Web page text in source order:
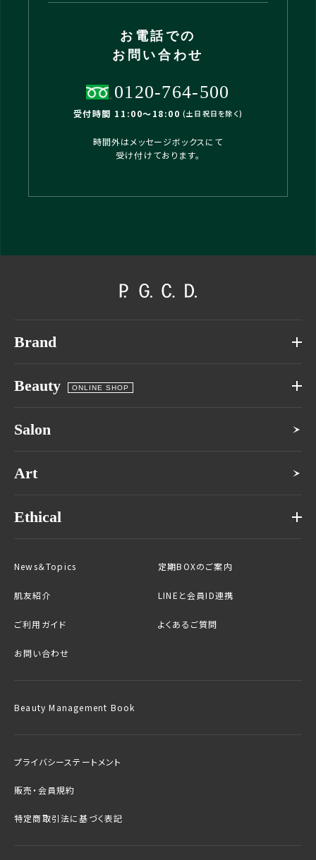
お電話での
お問い合わせ
0120-764-500
受付時間 11:00〜18:00 (土日祝日を除く)
時間外はメッセージボックスにて
受け付けております。
Brand
Beauty ONLINE SHOP
Salon
Art
Ethical
News＆Topics 定期BOXのご案内
肌友紹介 LINEと会員ID連携
ご利用ガイド よくあるご質問
お問い合わせ
Beauty Management Book
プライバシーステートメント
販売・会員規約
特定商取引法に基づく表記